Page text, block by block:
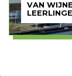
VAN